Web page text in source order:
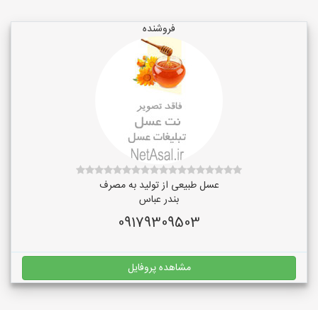
فروشنده
عسل طبیعی از تولید به مصرف
بندر عباس
09179309503
مشاهده پروفایل